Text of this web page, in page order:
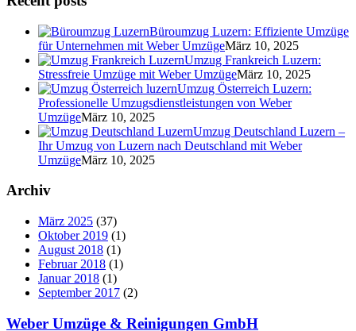
Büroumzug Luzern: Effiziente Umzüge
für Unternehmen mit Weber UmzügeMärz 10, 2025
Umzug Frankreich Luzern:
Stressfreie Umzüge mit Weber UmzügeMärz 10, 2025
Umzug Österreich Luzern:
Professionelle Umzugsdienstleistungen von Weber
UmzügeMärz 10, 2025
Umzug Deutschland Luzern –
Ihr Umzug von Luzern nach Deutschland mit Weber
UmzügeMärz 10, 2025
Archiv
März 2025 (37)
Oktober 2019 (1)
August 2018 (1)
Februar 2018 (1)
Januar 2018 (1)
September 2017 (2)
Weber Umzüge & Reinigungen GmbH